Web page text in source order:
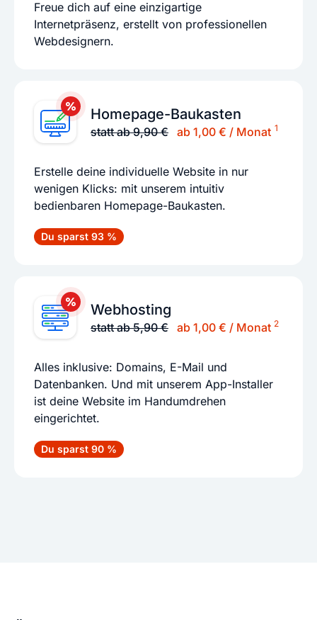
Freue dich auf eine einzigartige
Internetpräsenz, erstellt von professionellen
Webdesignern.
Homepage-Baukasten
statt ab 9,90 € ab 1,00 € / Monat 1
Erstelle deine individuelle Website in nur
wenigen Klicks: mit unserem intuitiv
bedienbaren Homepage-Baukasten.
Du sparst 93 %
Webhosting
statt ab 5,90 € ab 1,00 € / Monat 2
Alles inklusive: Domains, E-Mail und
Datenbanken. Und mit unserem App-Installer
ist deine Website im Handumdrehen
eingerichtet.
Du sparst 90 %